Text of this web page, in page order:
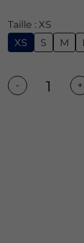
Taille : XS
XS
S M L